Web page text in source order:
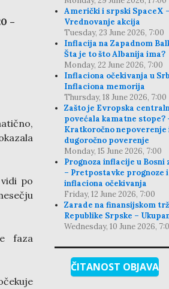
–
po
faza
Američki i srpski SpaceX –
Vrednovanje akcija
Tuesday, 23 June 2026, 7:00
Inflacija na Zapadnom
Šta je to što Albanija ima?
Monday, 22 June 2026, 7:00
Inflaciona očekivanja u
Inflaciona memorija
Thursday, 18 June 2026, 7:00
Zašto je Evropska
povećala kamatne stope?
Kratkoročno nepoverenje
dugoročno poverenje
Monday, 15 June 2026, 7:00
Prognoza inflacije u Bosni
– Pretpostavke prognoze i
inflaciona očekivanja
Friday, 12 June 2026, 7:00
Zarade na finansijskom
Republike Srpske –
Wednesday, 10 June 2026,
ČITANOST OBJAVA